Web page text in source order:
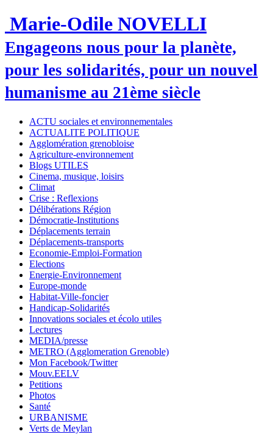
Marie-Odile NOVELLI
Engageons nous pour la planète,
pour les solidarités, pour un nouvel
humanisme au 21ème siècle
ACTU sociales et environnementales
ACTUALITE POLITIQUE
Agglomération grenobloise
Agriculture-environnement
Blogs UTILES
Cinema, musique, loisirs
Climat
Crise : Reflexions
Délibérations Région
Démocratie-Institutions
Déplacements terrain
Déplacements-transports
Economie-Emploi-Formation
Elections
Energie-Environnement
Europe-monde
Habitat-Ville-foncier
Handicap-Solidarités
Innovations sociales et écolo utiles
Lectures
MEDIA/presse
METRO (Agglomeration Grenoble)
Mon Facebook/Twitter
Mouv.EELV
Petitions
Photos
Santé
URBANISME
Verts de Meylan